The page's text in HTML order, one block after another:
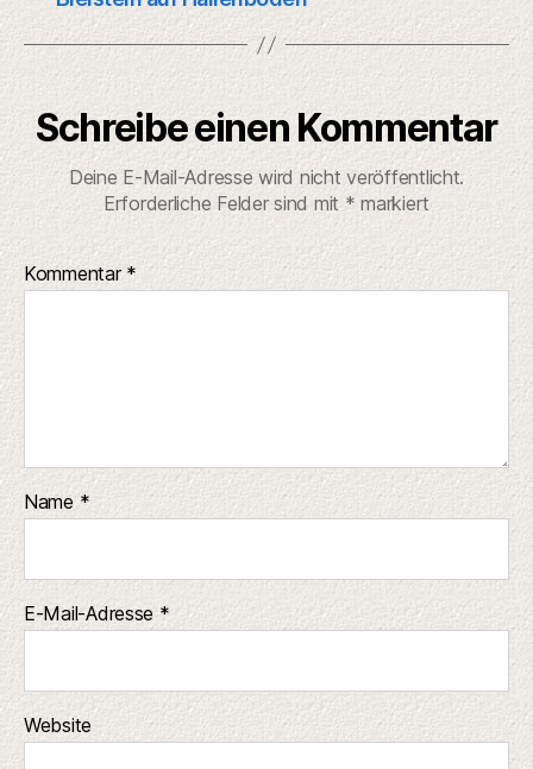
Schreibe einen Kommentar
Deine E-Mail-Adresse wird nicht veröffentlicht.
Erforderliche Felder sind mit * markiert
Kommentar *
Name *
E-Mail-Adresse *
Website